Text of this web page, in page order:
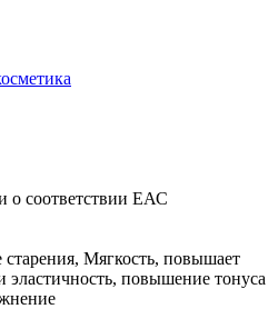
о соответствии ЕАС
старения, Мягкость, повышает
эластичность, повышение тонуса